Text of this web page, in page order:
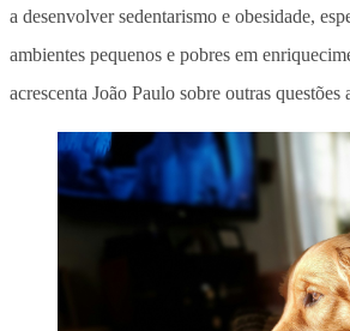
a desenvolver sedentarismo e obesidade,
ambientes pequenos e pobres em
acrescenta João Paulo sobre outras questões